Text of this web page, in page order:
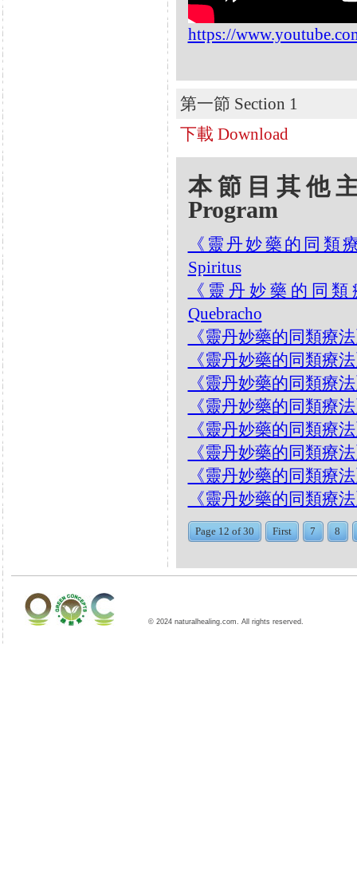
https://
第一節 Section 1
下載 Download
本節目其他
Program
《靈丹妙藥的同類
Spiritus
《靈丹妙藥的同類
Quebracho
《靈丹妙藥的同類療
《靈丹妙藥的同類療
《靈丹妙藥的同類療
《靈丹妙藥的同類療
《靈丹妙藥的同類療
《靈丹妙藥的同類療
《靈丹妙藥的同類療
《靈丹妙藥的同類療
Page 12 of 30 First 7 8
© 2024 naturalhealing.com. All rights reserved.